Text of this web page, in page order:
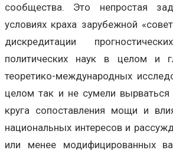
сообщества. Это непростая
условиях краха зарубежной
дискредитации
политических наук в целом и
теоретико-международных
целом так и не сумели вырваться
круга сопоставления мощи и
национальных интересов и
или менее модифицированных